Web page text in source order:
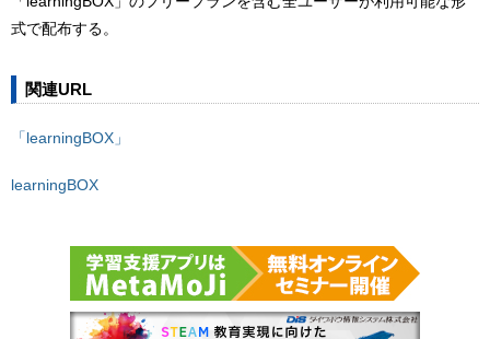
式で配布する。
関連URL
「learningBOX」
learningBOX